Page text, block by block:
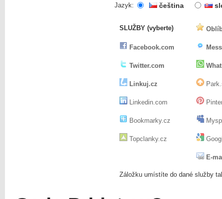
Jazyk:
čeština
SLUŽBY (vyberte)
Facebook.com
Twitter.com
Linkuj.cz
Linkedin.com
Bookmarky.cz
Topclanky.cz
E-
Záložku umístíte do dané služby